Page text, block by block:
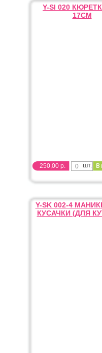
Y-SI 020
17СМ
250,00 р. шт.
Y-SK 002-4
КУСАЧКИ (ДЛЯ